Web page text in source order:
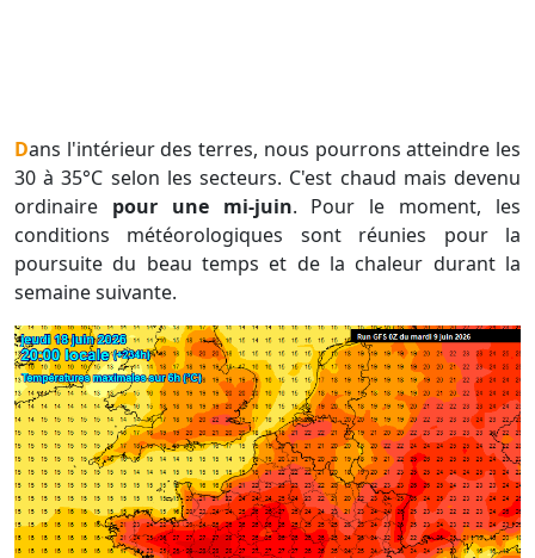
Dans l'intérieur des terres, nous pourrons atteindre les
30 à 35°C selon les secteurs. C'est chaud mais devenu
ordinaire pour une mi-juin. Pour le moment, les
conditions météorologiques sont réunies pour la
poursuite du beau temps et de la chaleur durant la
semaine suivante.